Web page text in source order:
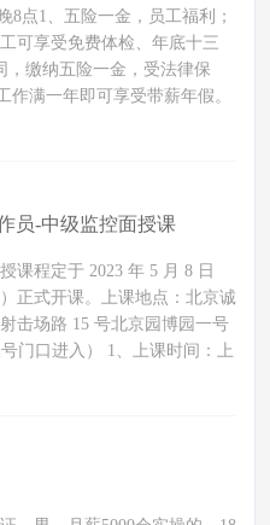
8点1、五险一金，员工福利；
可享受免费体检、年底十三
，缴纳五险一金，受法律保
满一年即可享受带薪年假。
员-中级监控面授课
课程定于 2023 年 5 月 8 日
正式开课。上课地点：北京诚
击场路 15 号北京园博园一号
门口进入） 1、上课时间：上